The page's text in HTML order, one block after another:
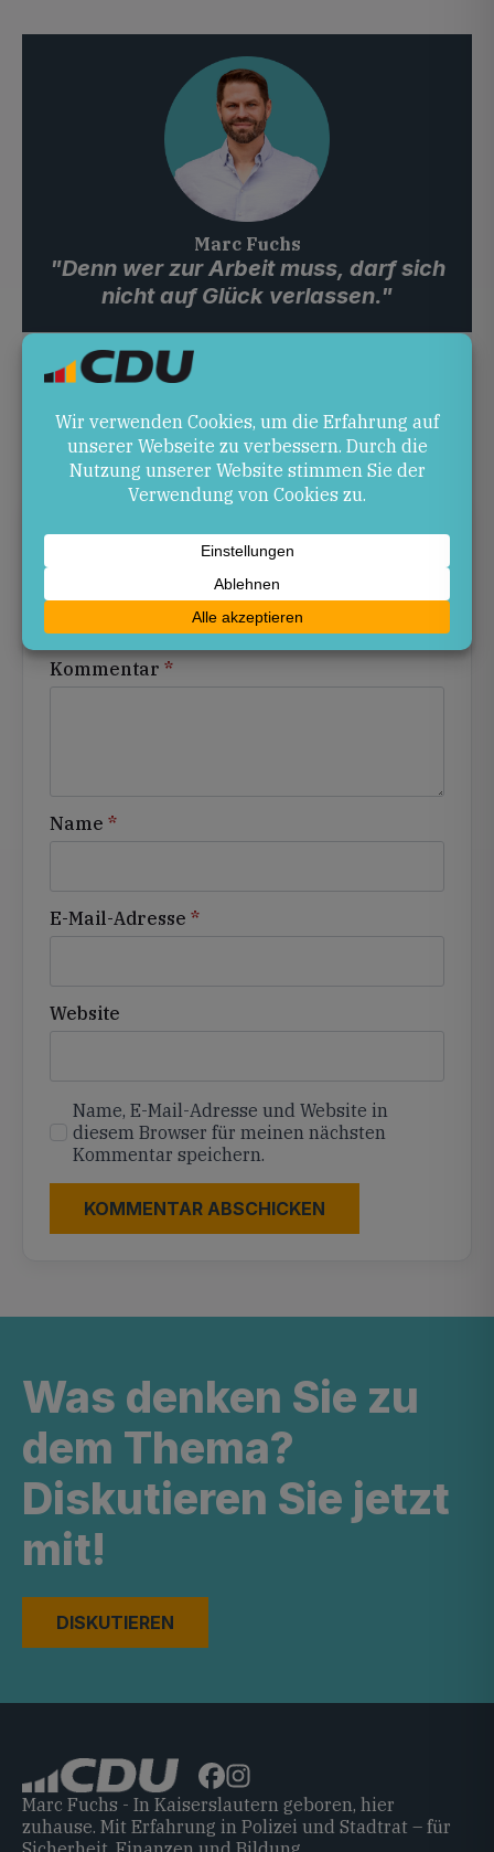
Marc Fuchs
"Denn wer zur Arbeit muss, darf sich
nicht auf Glück verlassen."
Ich will, dass endlich konsequent investiert
wird: zuverlässige Züge, bessere Anbindungen,
mehr Taktung.
Schreibe einen Kommentar
Deine E-Mail-Adresse wird nicht veröffentlicht.
Erforderliche Felder sind mit*markiert
Kommentar *
Name *
E-Mail-Adresse *
Website
Name, E-Mail-Adresse und Website in
diesem Browser für meinen nächsten
Kommentar speichern.
Was denken Sie zu
dem Thema?
Diskutieren Sie jetzt
mit!
DISKUTIEREN
Marc Fuchs - In Kaiserslautern geboren, hier
zuhause. Mit Erfahrung in Polizei und Stadtrat – für